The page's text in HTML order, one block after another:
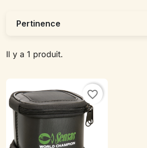
Il y a 1 produit.
Pertinence
favorite_border